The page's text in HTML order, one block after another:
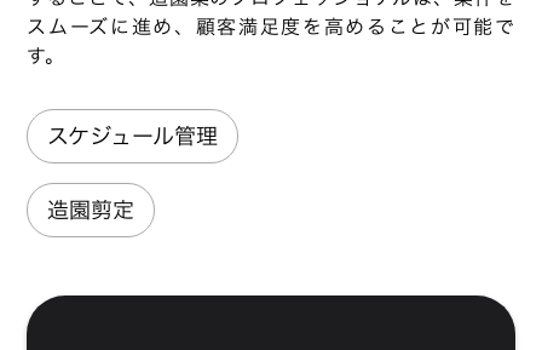
スムーズに進め、顧客満足度を高めることが可能で
す。
スケジュール管理
造園剪定